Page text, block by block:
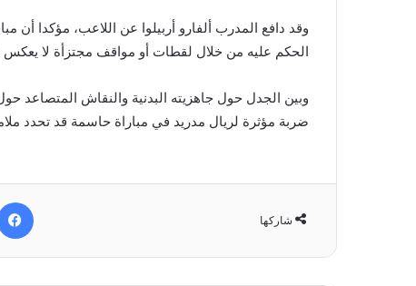
وقد دافع المدرب ألفارو أربيلوا عن اللاعب، مؤكدا أن
الحكم عليه من خلال لقطات أو مواقف مجتزأة لا يعكس
وبين الجدل حول جاهزيته البدنية والنقاش المتصاعد
ضربة مؤثرة لريال مدريد في مباراة حاسمة قد تحدد
شاركها